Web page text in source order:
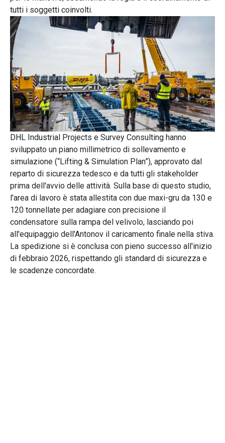
tutti i soggetti coinvolti.
DHL Industrial Projects e Survey Consulting hanno
sviluppato un piano millimetrico di sollevamento e
simulazione (“Lifting & Simulation Plan”), approvato dal
reparto di sicurezza tedesco e da tutti gli stakeholder
prima dell'avvio delle attività. Sulla base di questo studio,
l'area di lavoro è stata allestita con due maxi-gru da 130 e
120 tonnellate per adagiare con precisione il
condensatore sulla rampa del velivolo, lasciando poi
all'equipaggio dell'Antonov il caricamento finale nella stiva.
La spedizione si è conclusa con pieno successo all'inizio
di febbraio 2026, rispettando gli standard di sicurezza e
le scadenze concordate.